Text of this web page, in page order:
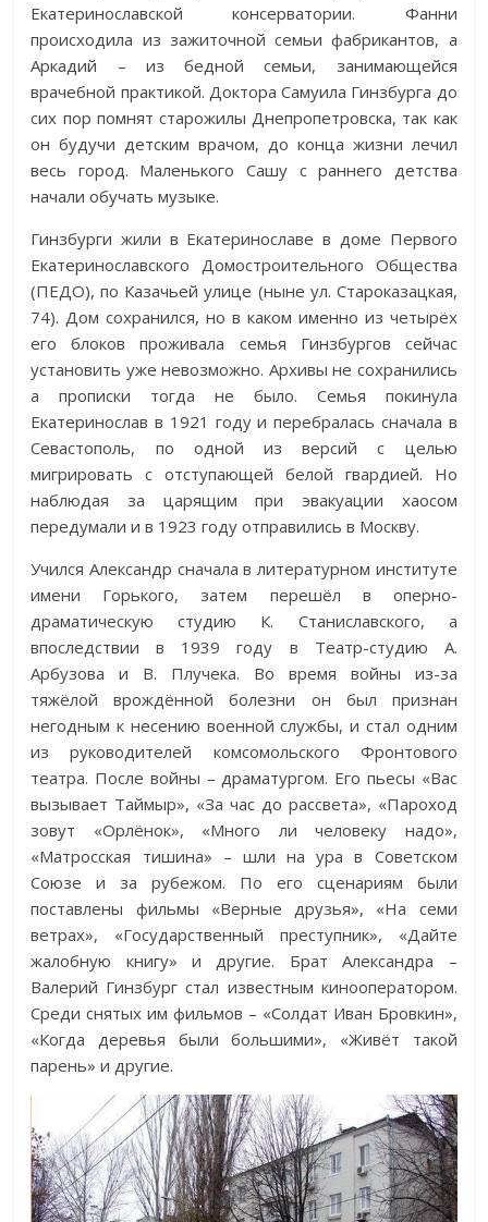
Екатеринославской консерватории. Фанни
происходила из зажиточной семьи фабрикантов, а
Аркадий – из бедной семьи, занимающейся
врачебной практикой. Доктора Самуила Гинзбурга до
сих пор помнят старожилы Днепропетровска, так как
он будучи детским врачом, до конца жизни лечил
весь город. Маленького Сашу с раннего детства
начали обучать музыке.
Гинзбурги жили в Екатеринославе в доме Первого
Екатеринославского Домостроительного Общества
(ПЕДО), по Казачьей улице (ныне ул. Староказацкая,
74). Дом сохранился, но в каком именно из четырёх
его блоков проживала семья Гинзбургов сейчас
установить уже невозможно. Архивы не сохранились
а прописки тогда не было. Семья покинула
Екатеринослав в 1921 году и перебралась сначала в
Севастополь, по одной из версий с целью
мигрировать с отступающей белой гвардией. Но
наблюдая за царящим при эвакуации хаосом
передумали и в 1923 году отправились в Москву.
Учился Александр сначала в литературном институте
имени Горького, затем перешёл в оперно-
драматическую студию К. Станиславского, а
впоследствии в 1939 году в Театр-студию А.
Арбузова и В. Плучека. Во время войны из-за
тяжёлой врождённой болезни он был признан
негодным к несению военной службы, и стал одним
из руководителей комсомольского Фронтового
театра. После войны – драматургом. Его пьесы «Вас
вызывает Таймыр», «За час до рассвета», «Пароход
зовут «Орлёнок», «Много ли человеку надо»,
«Матросская тишина» – шли на ура в Советском
Союзе и за рубежом. По его сценариям были
поставлены фильмы «Верные друзья», «На семи
ветрах», «Государственный преступник», «Дайте
жалобную книгу» и другие. Брат Александра –
Валерий Гинзбург стал известным кинооператором.
Среди снятых им фильмов – «Солдат Иван Бровкин»,
«Когда деревья были большими», «Живёт такой
парень» и другие.